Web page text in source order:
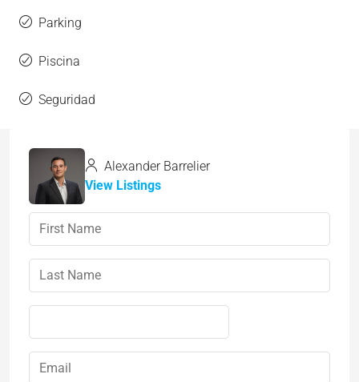
Parking
Piscina
Seguridad
Alexander Barrelier
View Listings